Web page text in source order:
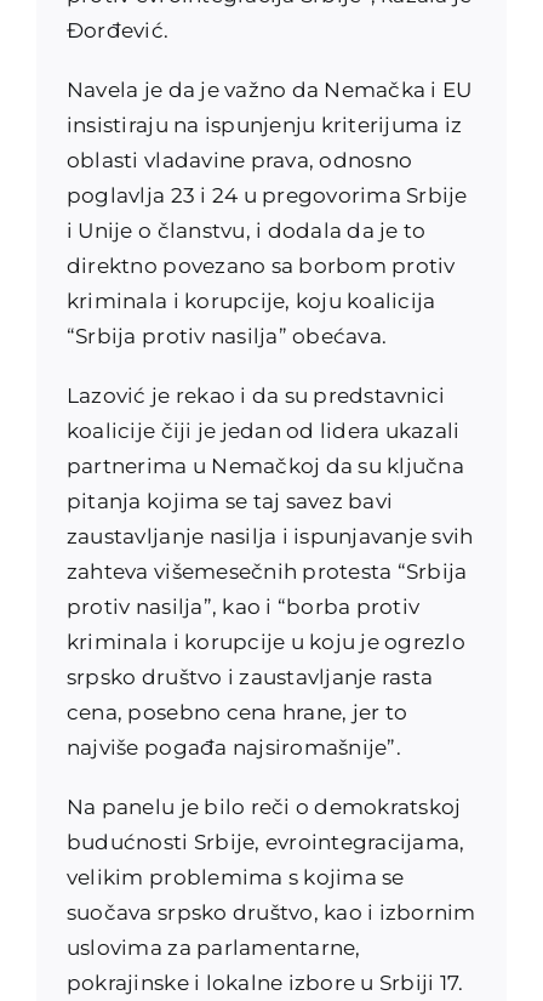
Đorđević.
Navela je da je važno da Nemačka i EU
insistiraju na ispunjenju kriterijuma iz
oblasti vladavine prava, odnosno
poglavlja 23 i 24 u pregovorima Srbije
i Unije o članstvu, i dodala da je to
direktno povezano sa borbom protiv
kriminala i korupcije, koju koalicija
“Srbija protiv nasilja” obećava.
Lazović je rekao i da su predstavnici
koalicije čiji je jedan od lidera ukazali
partnerima u Nemačkoj da su ključna
pitanja kojima se taj savez bavi
zaustavljanje nasilja i ispunjavanje svih
zahteva višemesečnih protesta “Srbija
protiv nasilja”, kao i “borba protiv
kriminala i korupcije u koju je ogrezlo
srpsko društvo i zaustavljanje rasta
cena, posebno cena hrane, jer to
najviše pogađa najsiromašnije”.
Na panelu je bilo reči o demokratskoj
budućnosti Srbije, evrointegracijama,
velikim problemima s kojima se
suočava srpsko društvo, kao i izbornim
uslovima za parlamentarne,
pokrajinske i lokalne izbore u Srbiji 17.